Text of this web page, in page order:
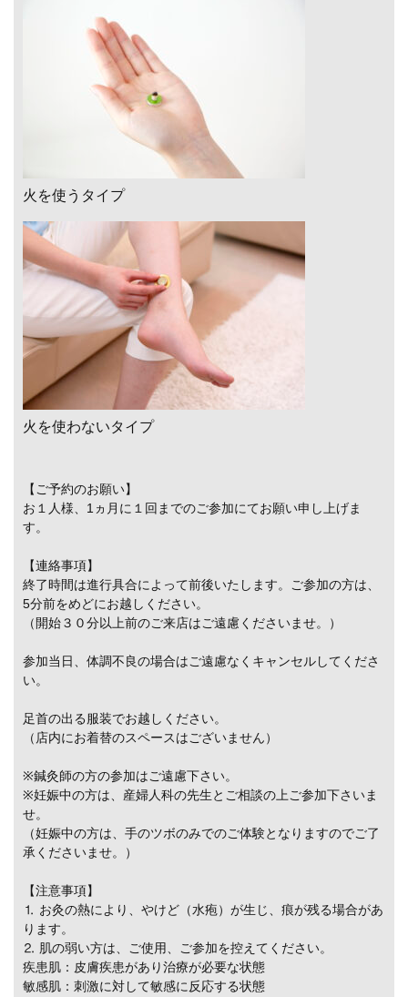
火を使うタイプ
火を使わないタイプ
【ご予約のお願い】
お１人様、1ヵ月に１回までのご参加にてお願い申し上げま
す。
【連絡事項】
終了時間は進行具合によって前後いたします。ご参加の方は、
5分前をめどにお越しください。
（開始３０分以上前のご来店はご遠慮くださいませ。）
参加当日、体調不良の場合はご遠慮なくキャンセルしてくださ
い。
足首の出る服装でお越しください。
（店内にお着替のスペースはございません）
※鍼灸師の方の参加はご遠慮下さい。
※妊娠中の方は、産婦人科の先生とご相談の上ご参加下さいま
せ。
（妊娠中の方は、手のツボのみでのご体験となりますのでご了
承くださいませ。）
【注意事項】
⒈ お灸の熱により、やけど（水疱）が生じ、痕が残る場合があ
ります。
⒉ 肌の弱い方は、ご使用、ご参加を控えてください。
疾患肌：皮膚疾患があり治療が必要な状態
敏感肌：刺激に対して敏感に反応する状態